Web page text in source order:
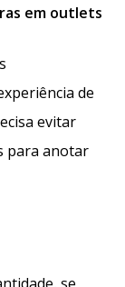
em outlets
de
evitar
para anotar